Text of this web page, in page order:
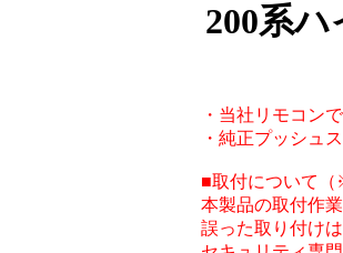
200系
・当社リモコン
・純正プッシュ
■取付について
本製品の取付作
誤った取り付け